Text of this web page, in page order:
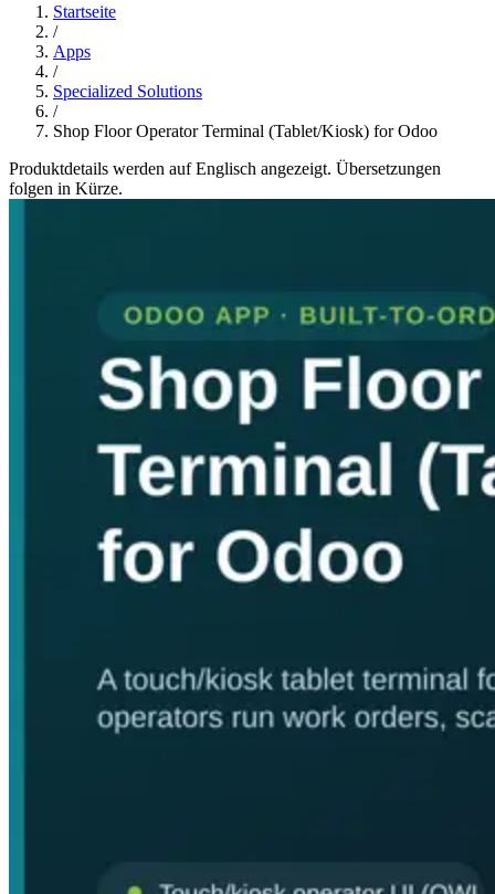
Startseite
/
Apps
/
Specialized Solutions
/
Shop Floor Operator Terminal (Tablet/Kiosk) for Odoo
Produktdetails werden auf Englisch angezeigt. Übersetzungen
folgen in Kürze.